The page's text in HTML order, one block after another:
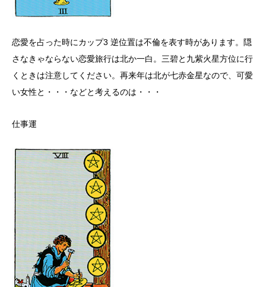
恋愛を占った時にカップ3 逆位置は不倫を表す時があります。隠
さなきゃならない恋愛旅行は北か一白。三碧と九紫火星方位に行
くときは注意してください。再来年は北が七赤金星なので、可愛
い女性と・・・などと考えるのは・・・
仕事運